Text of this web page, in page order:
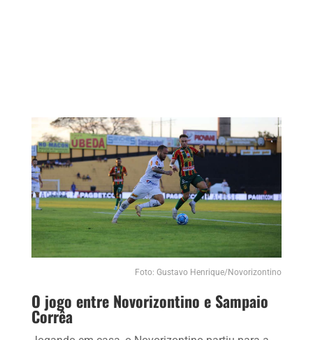
Foto: Gustavo Henrique/Novorizontino
O jogo entre Novorizontino e Sampaio
Corrêa